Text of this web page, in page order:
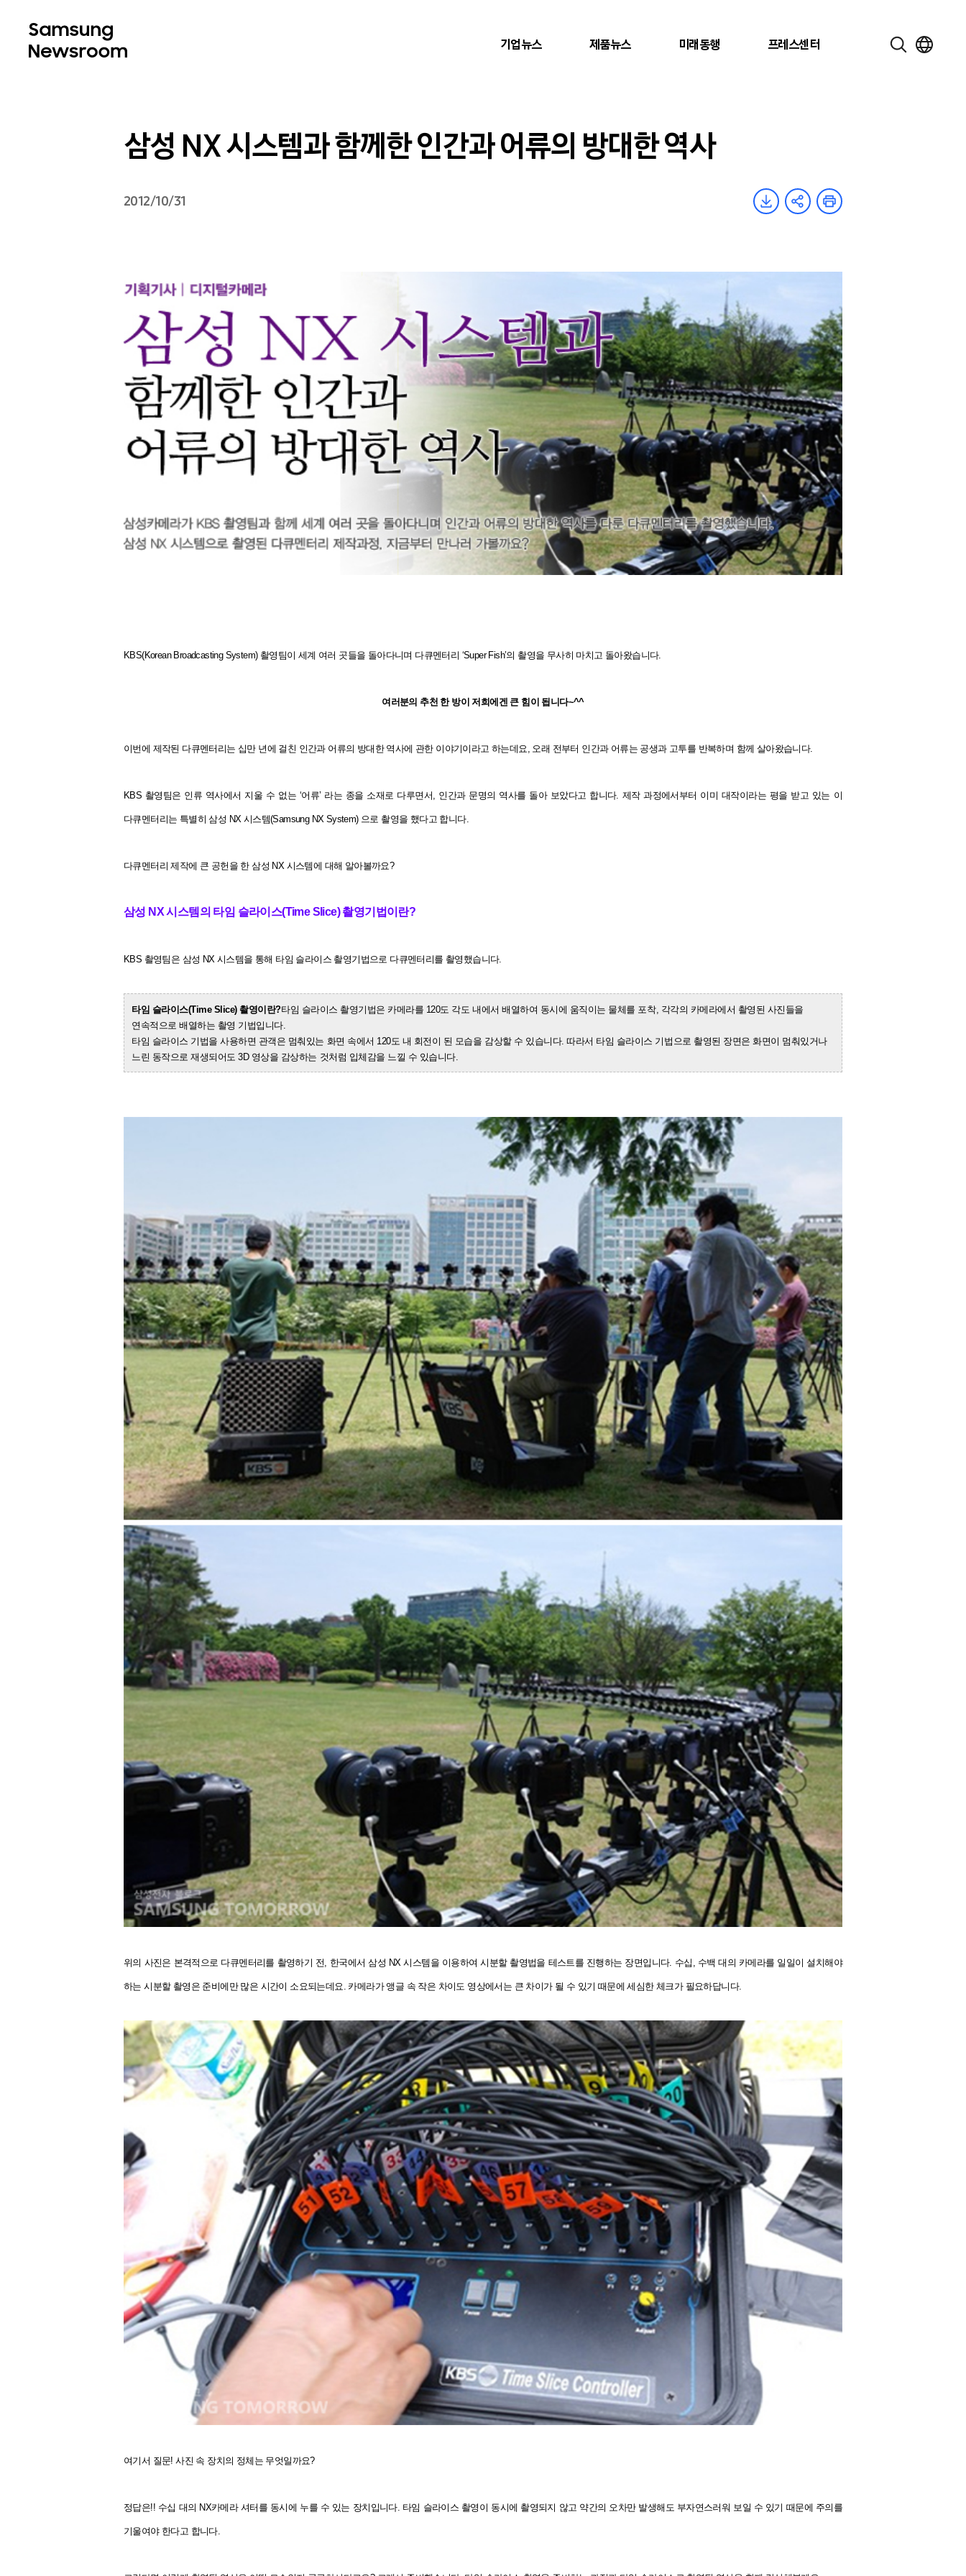
기업뉴스 제품뉴스 미래동행 프레스센터
삼성 NX 시스템과 함께한 인간과 어류의 방대한 역사
2012/10/31
KBS(Korean Broadcasting System) 촬영팀이 세계 여러 곳들을 돌아다니며 다큐멘터리 ‘Super Fish’의 촬영을 무사히 마치고 돌아왔습니다.
여러분의 추천 한 방이 저희에겐 큰 힘이 됩니다~^^
이번에 제작된 다큐멘터리는 십만 년에 걸친 인간과 어류의 방대한 역사에 관한 이야기이라고 하는데요, 오래 전부터 인간과 어류는 공생과 고투를 반복하며 함께 살아왔습니다.
KBS 촬영팀은 인류 역사에서 지울 수 없는 ‘어류’ 라는 종을 소재로 다루면서, 인간과 문명의 역사를 돌아 보았다고 합니다. 제작 과정에서부터 이미 대작이라는 평을 받고 있는 이
다큐멘터리는 특별히 삼성 NX 시스템(Samsung NX System) 으로 촬영을 했다고 합니다.
다큐멘터리 제작에 큰 공헌을 한 삼성 NX 시스템에 대해 알아볼까요?
삼성 NX 시스템의 타임 슬라이스(Time Slice) 촬영기법이란?
KBS 촬영팀은 삼성 NX 시스템을 통해 타임 슬라이스 촬영기법으로 다큐멘터리를 촬영했습니다.
타임 슬라이스(Time Slice) 촬영이란?타임 슬라이스 촬영기법은 카메라를 120도 각도 내에서 배열하여 동시에 움직이는 물체를 포착, 각각의 카메라에서 촬영된 사진들을
연속적으로 배열하는 촬영 기법입니다.
타임 슬라이스 기법을 사용하면 관객은 멈춰있는 화면 속에서 120도 내 회전이 된 모습을 감상할 수 있습니다. 따라서 타임 슬라이스 기법으로 촬영된 장면은 화면이 멈춰있거나
느린 동작으로 재생되어도 3D 영상을 감상하는 것처럼 입체감을 느낄 수 있습니다.
위의 사진은 본격적으로 다큐멘터리를 촬영하기 전, 한국에서 삼성 NX 시스템을 이용하여 시분할 촬영법을 테스트를 진행하는 장면입니다. 수십, 수백 대의 카메라를 일일이 설치해야
하는 시분할 촬영은 준비에만 많은 시간이 소요되는데요. 카메라가 앵글 속 작은 차이도 영상에서는 큰 차이가 될 수 있기 때문에 세심한 체크가 필요하답니다.
여기서 질문! 사진 속 장치의 정체는 무엇일까요?
정답은!! 수십 대의 NX카메라 셔터를 동시에 누를 수 있는 장치입니다. 타임 슬라이스 촬영이 동시에 촬영되지 않고 약간의 오차만 발생해도 부자연스러워 보일 수 있기 때문에 주의를
기울여야 한다고 합니다.